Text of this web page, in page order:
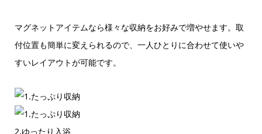
マグネットアイテムなら様々な収納をお好みで増やせます。取
付位置も簡単に変えられるので、一人ひとりに合わせて使いや
すいレイアウトが可能です。
2.ゆったり入浴